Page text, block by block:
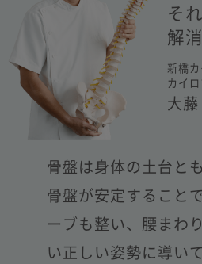
そ
解
新橋
カイ
大藤
骨盤は身体の土台と
骨盤が安定すること
ーブも整い、 腰まわ
い正しい姿勢に導い